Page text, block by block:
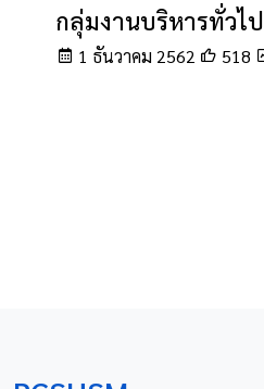
กลุ่มงานบริหารทั่วไป
1 ธันวาคม 2562 518